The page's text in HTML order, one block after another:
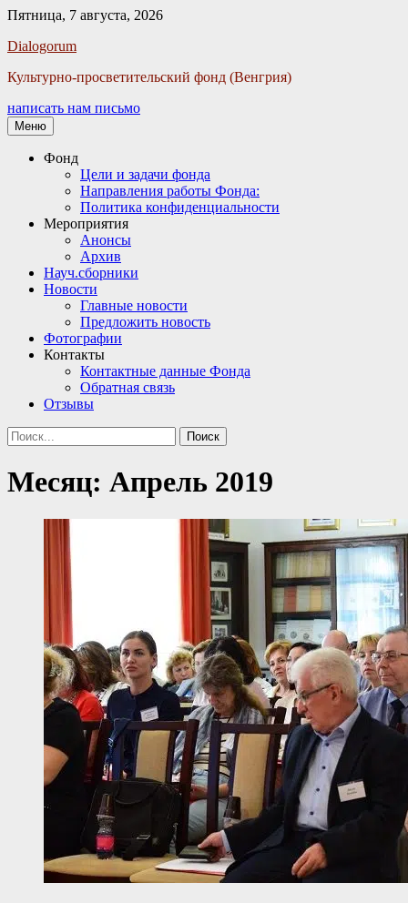
Пятница, 7 августа, 2026
Dialogorum
Культурно-просветительский фонд (Венгрия)
написать нам письмо
Меню
Основное
Фонд
Цели и задачи фонда
Направления работы Фонда:
Политика конфиденциальности
Мероприятия
Анонсы
Архив
Науч.сборники
Новости
Главные новости
Предложить новость
Фотографии
Контакты
Контактные данные Фонда
Обратная связь
Отзывы
Поиск
Найти:
Месяц: Апрель 2019